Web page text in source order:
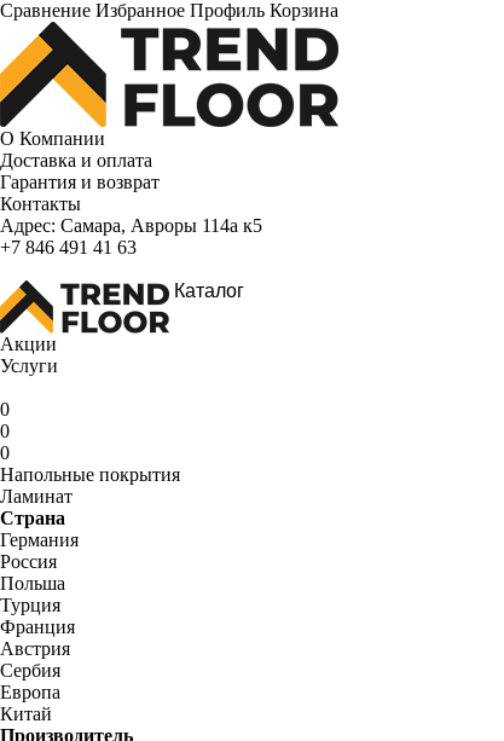
Сравнение Избранное Профиль Корзина
О Компании
Доставка и оплата
Гарантия и возврат
Контакты
Адрес: Самара, Авроры 114а к5
+7 846 491 41 63
Каталог
Акции
Услуги
0
0
0
Напольные покрытия
Ламинат
Страна
Германия
Россия
Польша
Турция
Франция
Австрия
Сербия
Европа
Китай
Производитель